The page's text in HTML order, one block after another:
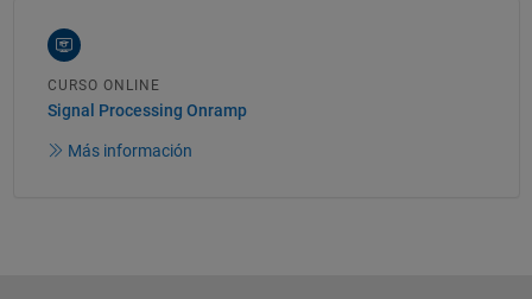
CURSO ONLINE
Signal Processing Onramp
Más información